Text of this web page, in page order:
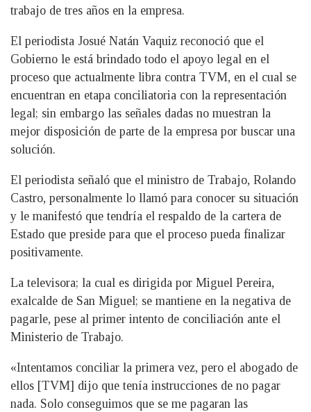
trabajo de tres años en la empresa.
El periodista Josué Natán Vaquiz reconoció que el
Gobierno le está brindado todo el apoyo legal en el
proceso que actualmente libra contra TVM, en el cual se
encuentran en etapa conciliatoria con la representación
legal; sin embargo las señales dadas no muestran la
mejor disposición de parte de la empresa por buscar una
solución.
El periodista señaló que el ministro de Trabajo, Rolando
Castro, personalmente lo llamó para conocer su situación
y le manifestó que tendría el respaldo de la cartera de
Estado que preside para que el proceso pueda finalizar
positivamente.
La televisora; la cual es dirigida por Miguel Pereira,
exalcalde de San Miguel; se mantiene en la negativa de
pagarle, pese al primer intento de conciliación ante el
Ministerio de Trabajo.
«Intentamos conciliar la primera vez, pero el abogado de
ellos [TVM] dijo que tenía instrucciones de no pagar
nada. Solo conseguimos que se me pagaran las